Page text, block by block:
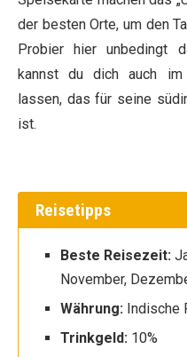
der besten Orte, um den
Probier hier unbedingt
kannst du dich auch im
lassen, das für seine
ist.
Reisetipps
Beste Reisezeit:
November,
Währung: Indische
Trinkgeld: 10%